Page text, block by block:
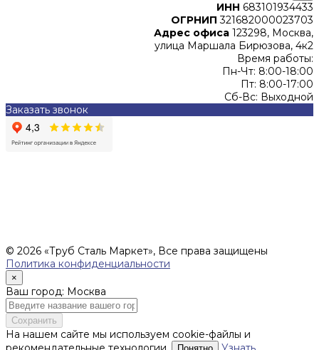
ИНН 683101934433
ОГРНИП 321682000023703
Адрес офиса 123298, Москва,
улица Маршала Бирюзова, 4к2
Время работы:
Пн-Чт: 8:00-18:00
Пт: 8:00-17:00
Сб-Вс: Выходной
Заказать звонок
© 2026 «Труб Сталь Маркет», Все права защищены
Политика конфиденциальности
×
Ваш город: Москва
Сохранить
На нашем сайте мы используем cookie-файлы и